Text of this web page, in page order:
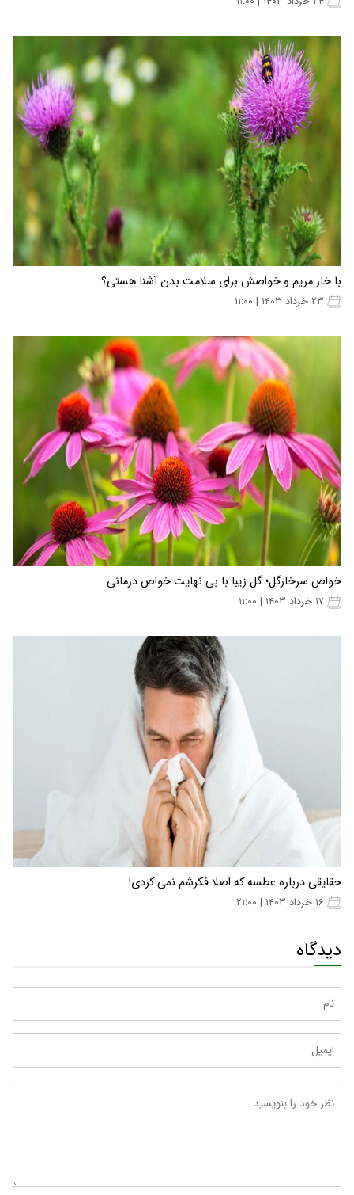
با خار مریم و خواصش برای سلامت بدن آشنا هستی؟
خواص سرخارگل؛ گل زیبا با بی نهایت خواص درمانی
حقایقی درباره عطسه که اصلا فکرشم نمی کردی!
دیدگاه